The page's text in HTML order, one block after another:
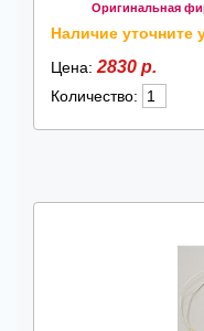
Оригинальная
Наличие уточните
Цена: 2830 р.
Количество: